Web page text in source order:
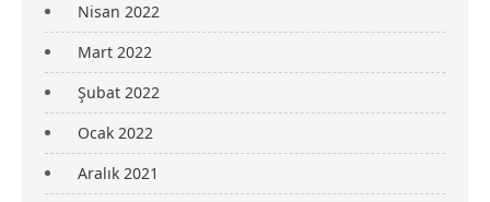
Nisan 2022
Mart 2022
Şubat 2022
Ocak 2022
Aralık 2021